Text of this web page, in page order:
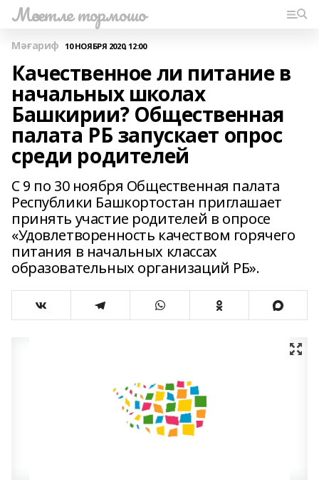
Мәсетле тормошо
Мәғариф 10 НОЯБРЯ 2020, 12:00
Качественное ли питание в
начальных школах
Башкирии? Общественная
палата РБ запускает опрос
среди родителей
С 9 по 30 ноября Общественная палата
Республики Башкортостан приглашает
принять участие родителей в опросе
«Удовлетворенность качеством горячего
питания в начальных классах
образовательных организаций РБ».